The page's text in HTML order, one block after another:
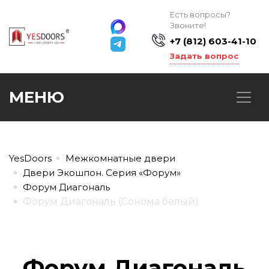
Есть вопросы?
Звоните!
+7 (812) 603-41-10
Задать вопрос
МЕНЮ
YesDoors
Межкомнатные двери
Двери Экошпон. Серия «Форум»
Форум Диагональ
Форум Диагональ (Сонома белый)